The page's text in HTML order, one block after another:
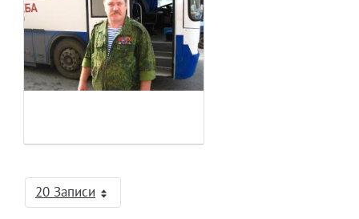
20 ЗаписиНа страницу